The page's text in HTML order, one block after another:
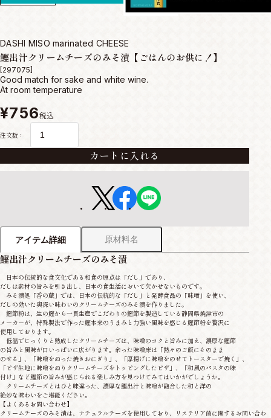
DASHI MISO marinated CHEESE
鰹出汁クリームチーズのみそ漬【ごはんのお供に！】
[297075]
Good match for sake and white wine.
At room temperature
¥756税込
注文数：
カートに入れる
アイテム詳細 原材料名
鰹出汁クリームチーズのみそ漬
日本の伝統的な食文化である和食の原点は「だし」であり、
だしは素材の旨みを引き出し、日本の食生活において欠かせないものです。
みそ漬処「香の蔵」では、日本の伝統的な「だし」と発酵食品の「味噌」を使い、
だしの効いた奥深い味わいのクリームチーズのみそ漬を作りました。
鰹節粉は、生の鰹から一貫生産でこだわりの鰹節を製造している静岡県焼津市の
メーカーが、特殊製法で作った鰹本来のうまみと力強い風味を感じる鰹節粉を贅沢に
使用しております。
低温でじっくりと熟成したクリームチーズは、味噌のコクと旨みに加え、濃厚な鰹節
の旨みと風味が口いっぱいに広がります。余った味噌床は「熱々のご飯にそのまま
のせる」、「味噌をぬった焼きおにぎり」、「厚揚げに味噌をのせてトースターで焼く」、
「ピザ生地に味噌をぬりクリームチーズをトッピングしたピザ」、「和風のパスタの味
付け」など鰹節の旨みが感じられる楽しみ方を見つけてみてはいかがでしょうか。
クリームチーズとはひと味違った、濃厚な鰹出汁と味噌が融合した和と洋の
絶妙な味わいをご堪能ください。
【よくあるお問い合わせ】
クリームチーズのみそ漬は、ナチュラルチーズを使用しており、リステリア菌に関するお問い合わ